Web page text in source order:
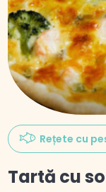
Rețete cu
Tartă cu